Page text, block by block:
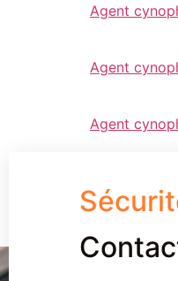
Agent
Agent
Agent